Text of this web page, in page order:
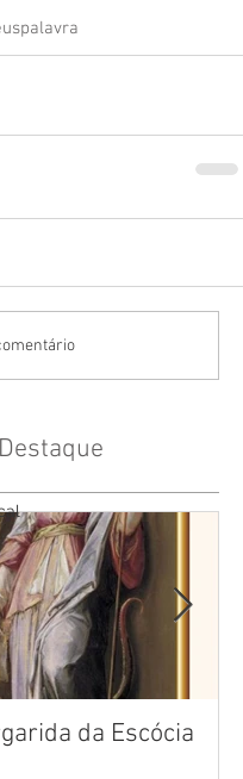
palavra
da Escócia